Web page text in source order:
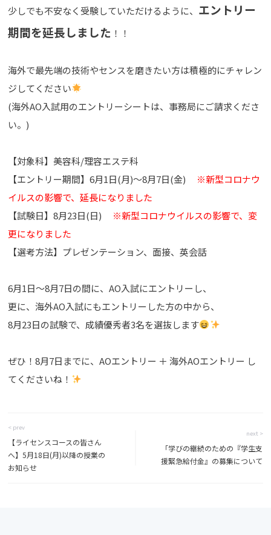
少しでも不安なく受験していただけるように、 エントリー
期間を延長しました ！！
海外で最先端の技術やセンスを磨きたい方は積極的にチャレン
ジしてください
(海外AO入試用のエントリーシートは、事務局にご請求くださ
い。)
【対象科】美容科/理容エステ科
【エントリー期間】6月1日(月)～8月7日(金) ※新型コロナウ
イルスの影響で、延長になりました
【試験日】8月23日(日) ※新型コロナウイルスの影響で、変
更になりました
【選考方法】プレゼンテーション、面接、英会話
6月1日～8月7日の間に、AO入試にエントリーし、
更に、海外AO入試にもエントリーした方の中から、
8月23日の試験で、成績優秀者3名を選抜します
ぜひ！8月7日までに、AOエントリー ＋ 海外AOエントリー し
てくださいね！
< prev
【ライセンスコースの皆さん
へ】5月18日(月)以降の授業の
お知らせ
next >
「学びの継続のための『学生支
援緊急給付金』の募集について